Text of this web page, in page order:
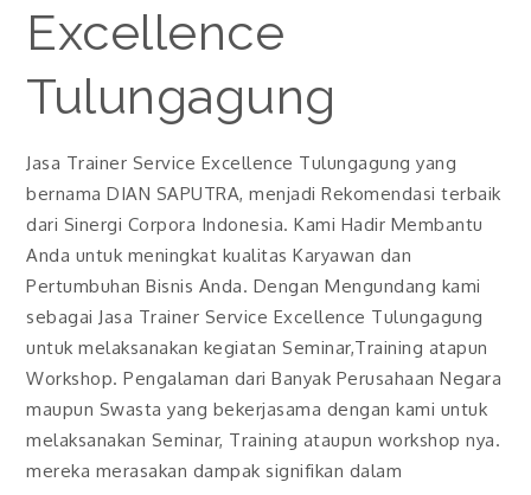
Excellence
Tulungagung
Jasa Trainer Service Excellence Tulungagung yang
bernama DIAN SAPUTRA, menjadi Rekomendasi terbaik
dari Sinergi Corpora Indonesia. Kami Hadir Membantu
Anda untuk meningkat kualitas Karyawan dan
Pertumbuhan Bisnis Anda. Dengan Mengundang kami
sebagai Jasa Trainer Service Excellence Tulungagung
untuk melaksanakan kegiatan Seminar,Training atapun
Workshop. Pengalaman dari Banyak Perusahaan Negara
maupun Swasta yang bekerjasama dengan kami untuk
melaksanakan Seminar, Training ataupun workshop nya.
mereka merasakan dampak signifikan dalam